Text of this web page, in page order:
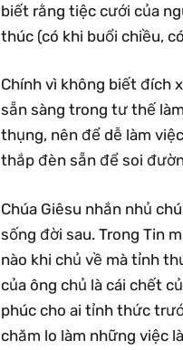
biết rằng tiệc cưới của
thúc (có khi buổi chiều,
Chính vì không biết đích
sẵn sàng trong tư thế
thụng, nên để dễ làm
thắp đèn sẵn để soi
Chúa Giêsu nhắn nhủ
sống đời sau. Trong Tin
nào khi chủ về mà tỉnh
của ông chủ là cái chết
phúc cho ai tỉnh thức
chăm lo làm những việc